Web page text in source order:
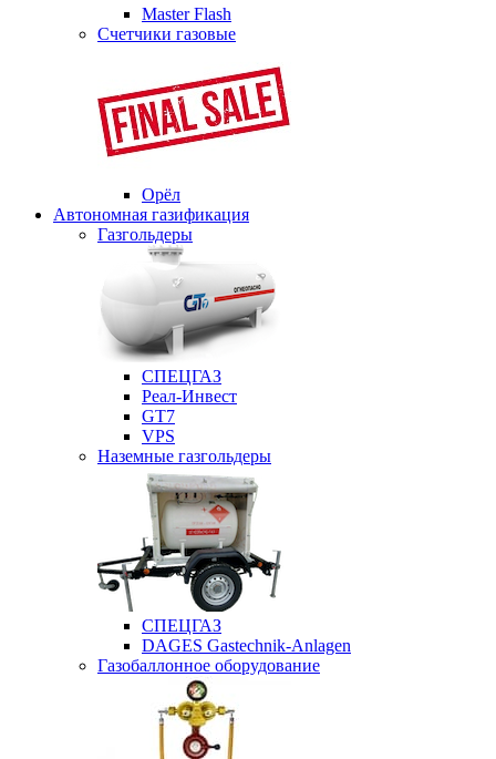
Master Flash
Счетчики газовые
Орёл
Автономная газификация
Газгольдеры
СПЕЦГАЗ
Реал-Инвест
GT7
VPS
Наземные газгольдеры
СПЕЦГАЗ
DAGES Gastechnik-Anlagen
Газобаллонное оборудование